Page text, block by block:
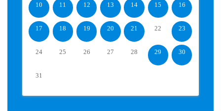
10 11 12 13 14 15 16
17 18 19 20 21 22 23
24 25 26 27 28 29 30
31